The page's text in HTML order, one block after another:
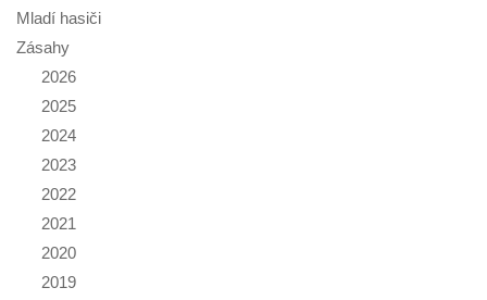
Mladí hasiči
Zásahy
2026
2025
2024
2023
2022
2021
2020
2019